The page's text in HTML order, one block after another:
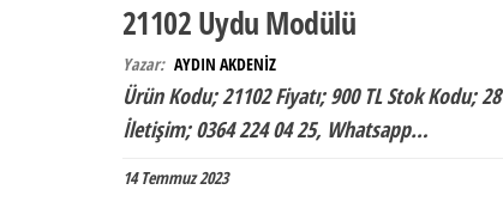
21102 Uydu Modülü
Yazar: AYDIN AKDENİZ
Ürün Kodu; 21102 Fiyatı; 900 TL Stok Kodu;
İletişim; 0364 224 04 25, Whatsapp…
14 Temmuz 2023